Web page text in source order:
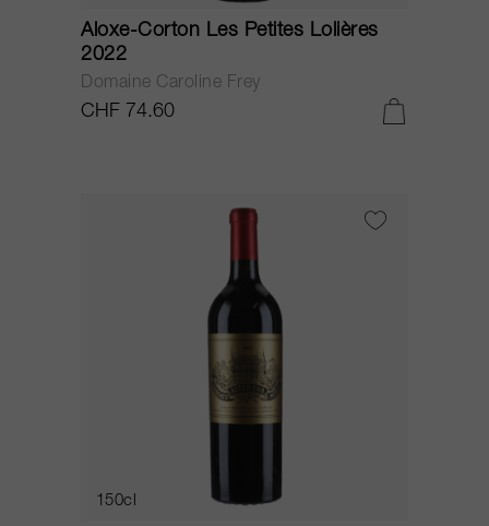
Aloxe-Corton Les Petites Lolières
2022
Domaine Caroline Frey
CHF 74.60
150cl